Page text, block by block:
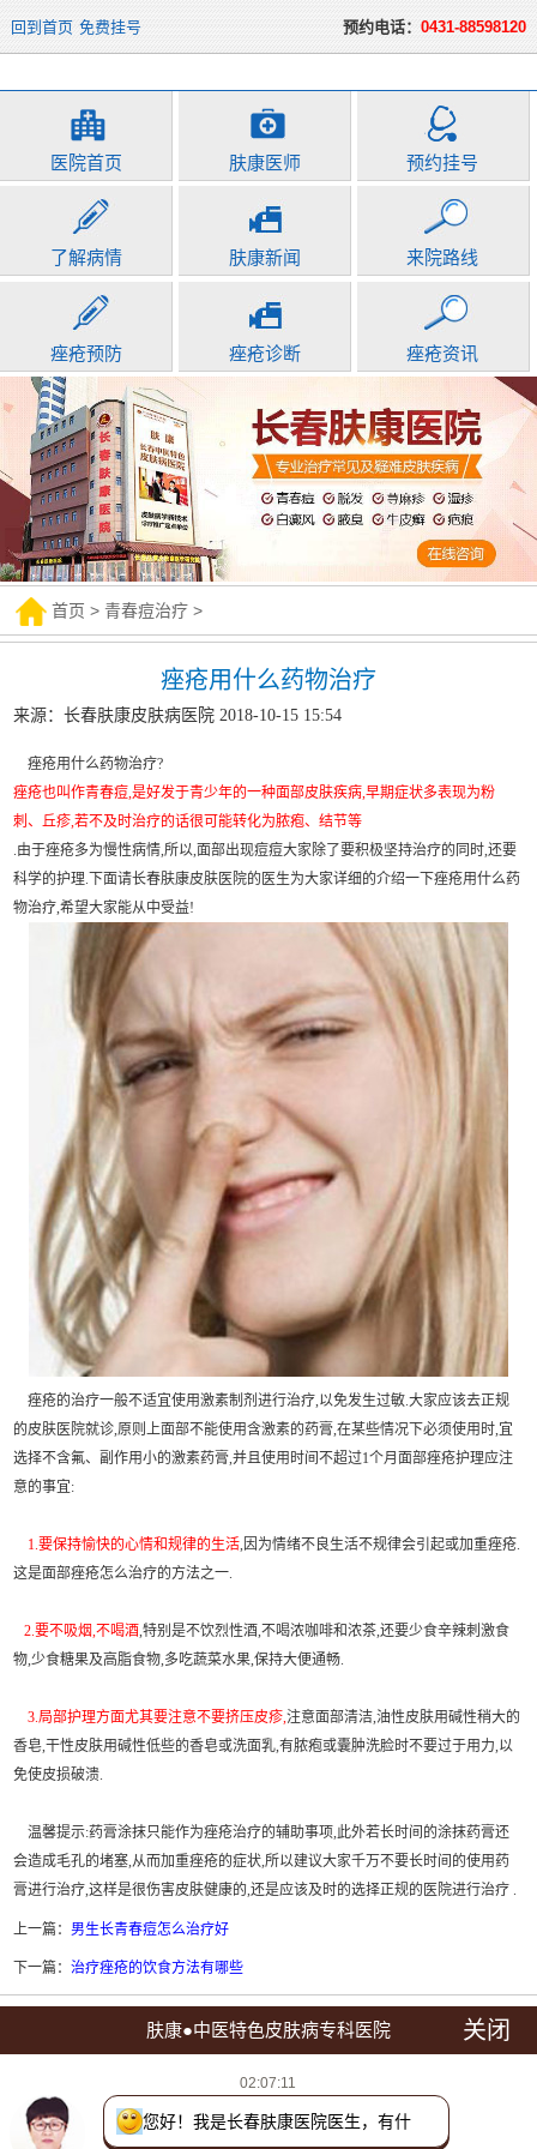
回到首页 免费挂号 预约电话：0431-88598120
医院首页 肤康医师 预约挂号
了解病情 肤康新闻 来院路线
痤疮预防 痤疮诊断 痤疮资讯
首页 >青春痘治疗 >
痤疮用什么药物治疗
来源：长春肤康皮肤病医院 2018-10-15 15:54
痤疮用什么药物治疗?
痤疮也叫作青春痘,是好发于青少年的一种面部皮肤疾病,早期症状多表现为粉
刺、丘疹,若不及时治疗的话很可能转化为脓疱、结节等
.由于痤疮多为慢性病情,所以,面部出现痘痘大家除了要积极坚持治疗的同时,还要
科学的护理.下面请长春肤康皮肤医院的医生为大家详细的介绍一下痤疮用什么药
物治疗,希望大家能从中受益!
痤疮的治疗一般不适宜使用激素制剂进行治疗,以免发生过敏.大家应该去正规
的皮肤医院就诊,原则上面部不能使用含激素的药膏,在某些情况下必须使用时,宜
选择不含氟、副作用小的激素药膏,并且使用时间不超过1个月面部痤疮护理应注
意的事宜:
1.要保持愉快的心情和规律的生活,因为情绪不良生活不规律会引起或加重痤疮.
这是面部痤疮怎么治疗的方法之一.
2.要不吸烟,不喝酒,特别是不饮烈性酒,不喝浓咖啡和浓茶,还要少食辛辣刺激食
物,少食糖果及高脂食物,多吃蔬菜水果,保持大便通畅.
3.局部护理方面尤其要注意不要挤压皮疹,注意面部清洁,油性皮肤用碱性稍大的
香皂,干性皮肤用碱性低些的香皂或洗面乳,有脓疱或囊肿洗脸时不要过于用力,以
免使皮损破溃.
温馨提示:药膏涂抹只能作为痤疮治疗的辅助事项,此外若长时间的涂抹药膏还
会造成毛孔的堵塞,从而加重痤疮的症状,所以建议大家千万不要长时间的使用药
膏进行治疗,这样是很伤害皮肤健康的,还是应该及时的选择正规的医院进行治疗 .
上一篇：男生长青春痘怎么治疗好
下一篇：治疗痤疮的饮食方法有哪些
点击拨打预约电话：0431-88598120
医院地址：长春市朝阳区西安大路1566号(西安大路与建设街交汇处)
接诊时间:8:00--17:00 节假日不休息
肤康●中医特色皮肤病专科医院 关闭
02:07:11
您好！我是长春肤康医院医生，有什么